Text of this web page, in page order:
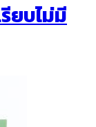
ยบไม่มี